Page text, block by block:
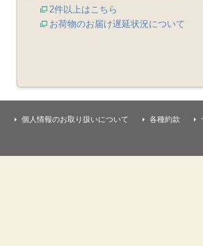
2件以上はこちら
お荷物のお届け遅延状況について
個人情報のお取り扱いについて 各種約款